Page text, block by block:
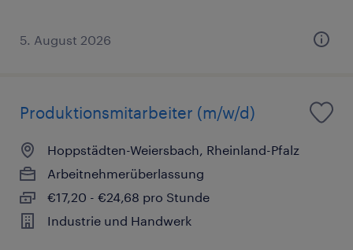
5. August 2026
Produktionsmitarbeiter (m/w/d)
Hoppstädten-Weiersbach, Rheinland-Pfalz
Arbeitnehmerüberlassung
€17,20 - €24,68 pro Stunde
Industrie und Handwerk